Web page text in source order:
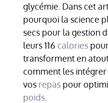
glycémie. Dans cet
pourquoi la science
secs pour la gestion
leurs 116 calories
transforment en
comment les
vos repas pour
poids